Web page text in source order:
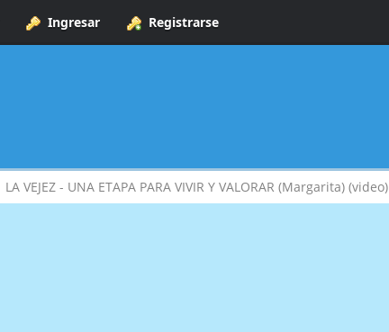
Ingresar Registrarse
LA VEJEZ - UNA ETAPA PARA VIVIR Y VALORAR (Margarita) (video)